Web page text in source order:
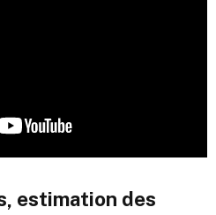
estimation des